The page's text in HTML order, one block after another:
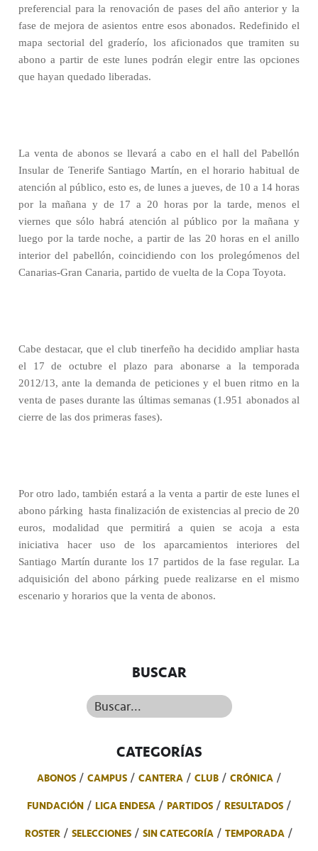
preferencial para la renovación de pases del año anterior y la
fase de mejora de asientos entre esos abonados. Redefinido el
mapa sectorial del graderío, los aficionados que tramiten su
abono a partir de este lunes podrán elegir entre las opciones
que hayan quedado liberadas.
La venta de abonos se llevará a cabo en el hall del Pabellón
Insular de Tenerife Santiago Martín, en el horario habitual de
atención al público, esto es, de lunes a jueves, de 10 a 14 horas
por la mañana y de 17 a 20 horas por la tarde, menos el
viernes que sólo habrá atención al público por la mañana y
luego por la tarde noche, a partir de las 20 horas en el anillo
interior del pabellón, coincidiendo con los prolegómenos del
Canarias-Gran Canaria, partido de vuelta de la Copa Toyota.
Cabe destacar, que el club tinerfeño ha decidido ampliar hasta
el 17 de octubre el plazo para abonarse a la temporada
2012/13, ante la demanda de peticiones y el buen ritmo en la
venta de pases durante las últimas semanas (1.951 abonados al
cierre de las dos primeras fases).
Por otro lado, también estará a la venta a partir de este lunes el
abono párking hasta finalización de existencias al precio de 20
euros, modalidad que permitirá a quien se acoja a esta
iniciativa hacer uso de los aparcamientos interiores del
Santiago Martín durante los 17 partidos de la fase regular. La
adquisición del abono párking puede realizarse en el mismo
escenario y horarios que la venta de abonos.
BUSCAR
Buscar...
CATEGORÍAS
ABONOS CAMPUS CANTERA CLUB
CRÓNICA
FUNDACIÓN
LIGA ENDESA PARTIDOS
RESULTADOS
ROSTER
SELECCIONES SIN CATEGORÍA TEMPORADA